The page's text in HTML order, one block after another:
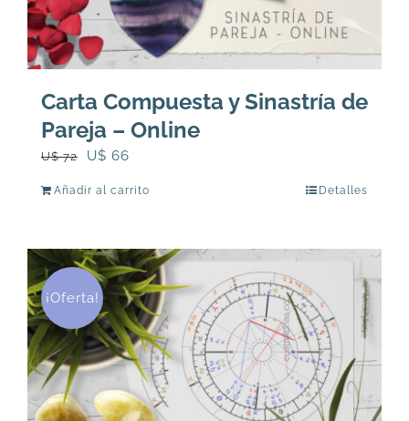
Carta Compuesta y Sinastría de
Pareja – Online
U$72
El
U$
72.
U$ 66
U$
66.
Añadir al carrito Detalles
¡Oferta!